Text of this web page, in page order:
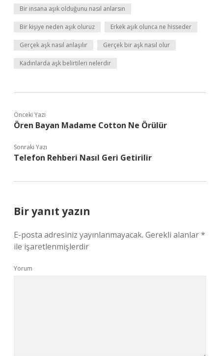
Bir insana aşık olduğunu nasıl anlarsın
Bir kişiye neden aşık oluruz Erkek aşık olunca ne hisseder
Gerçek aşk nasıl anlaşılır Gerçek bir aşk nasıl olur
Kadınlarda aşk belirtileri nelerdir
Önceki Yazı
Ören Bayan Madame Cotton Ne Örülür
Sonraki Yazı
Telefon Rehberi Nasıl Geri Getirilir
Bir yanıt yazın
E-posta adresiniz yayınlanmayacak. Gerekli alanlar*
ile işaretlenmişlerdir
Yorum